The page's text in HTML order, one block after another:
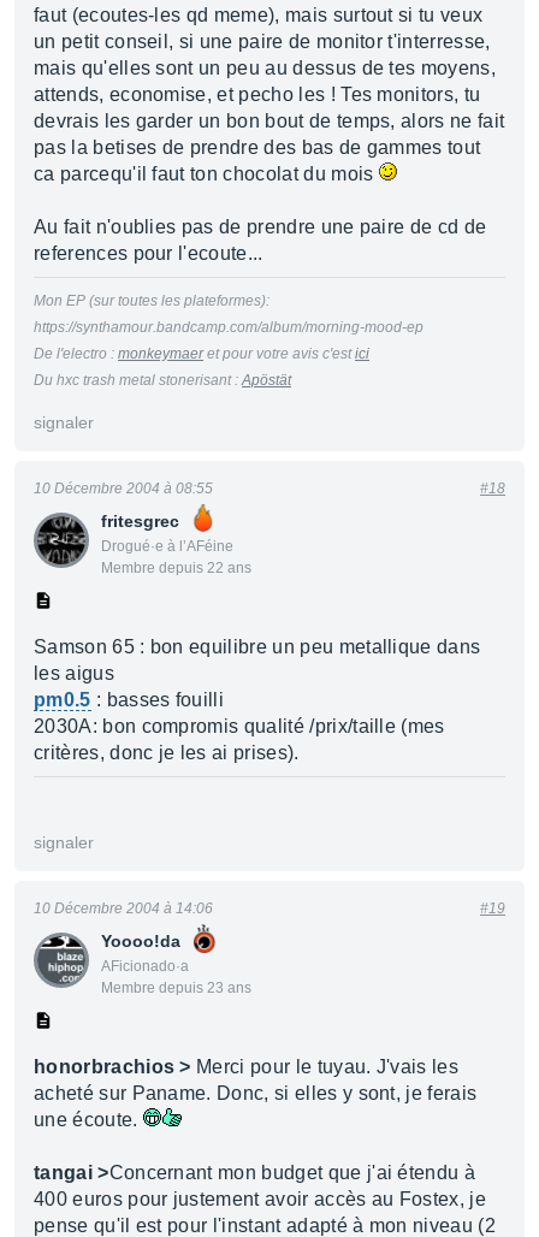
faut (ecoutes-les qd meme), mais surtout si tu veux
un petit conseil, si une paire de monitor t'interresse,
mais qu'elles sont un peu au dessus de tes moyens,
attends, economise, et pecho les ! Tes monitors, tu
devrais les garder un bon bout de temps, alors ne fait
pas la betises de prendre des bas de gammes tout
ca parcequ'il faut ton chocolat du mois
Au fait n'oublies pas de prendre une paire de cd de
references pour l'ecoute...
Mon EP (sur toutes les plateformes):
https://synthamour.bandcamp.com/album/morning-mood-ep
De l'electro : monkeymaeret pour votre avis c'estici
Du hxc trash metal stonerisant :Apöstät
signaler
fritesgrec
Drogué·e à l’AFéine
Membre depuis 22 ans
10 Décembre 2004 à 08:55 #18
Samson 65 : bon equilibre un peu metallique dans
les aigus
pm0.5 : basses fouilli
2030A: bon compromis qualité /prix/taille (mes
critères, donc je les ai prises).
signaler
Yoooo!da
AFicionado·a
Membre depuis 23 ans
10 Décembre 2004 à 14:06 #19
honorbrachios > Merci pour le tuyau. J'vais les
acheté sur Paname. Donc, si elles y sont, je ferais
une écoute.
tangai >Concernant mon budget que j'ai étendu à
400 euros pour justement avoir accès au Fostex, je
pense qu'il est pour l'instant adapté à mon niveau (2